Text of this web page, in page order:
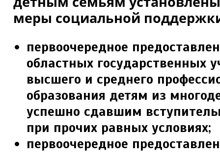
меры социальной
первоочередное
областных го­сударственных
высшего и среднего
образования детям из
успеш­но сдавшим
при прочих равных условиях;
первоочередное